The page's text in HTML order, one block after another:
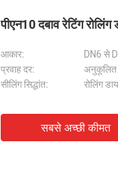
पीएन10 दबाव रेटिंग
आकार:
DN6 से
प्रवाह दर:
अनुकूलित
सीलिंग सिद्धांत:
रोलिंग
सबसे अच्छी कीमत